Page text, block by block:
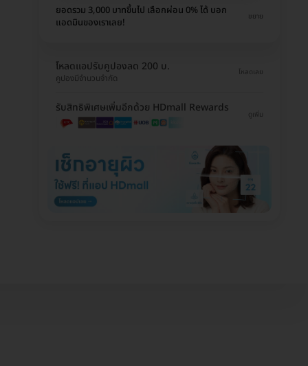
ยอดรวม 3,000 บาทขึ้นไป เลือกผ่อน 0% ได้ บอก
แอดมินของเราเลย!
ขยาย
โหลดแอปรับคูปองลด 200 บ.
คูปองมีจำนวนจำกัด
โหลดเลย
รับสิทธิพิเศษเพิ่มอีกด้วย HDmall Rewards
ดูเพิ่ม